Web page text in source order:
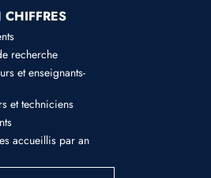
recherche
et enseignants-
et techniciens
accueillis par an